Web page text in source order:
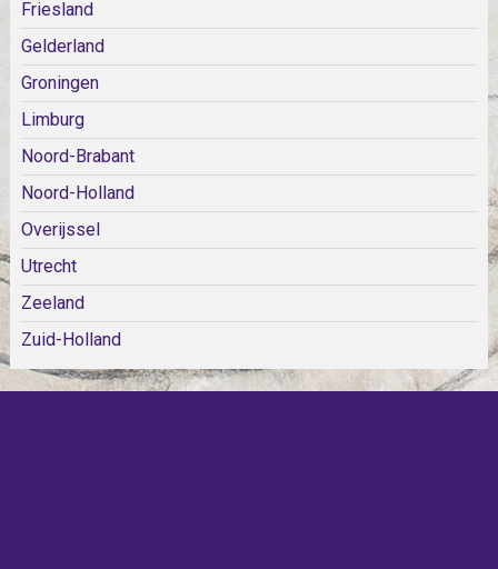
Friesland
Gelderland
Groningen
Limburg
Noord-Brabant
Noord-Holland
Overijssel
Utrecht
Zeeland
Zuid-Holland